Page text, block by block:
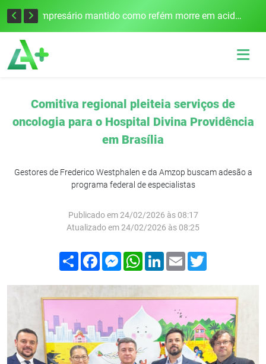
Edital para construção de ponte entre Itapiranga e Barra do Guarita deve ser lançado no segundo semestre Empresário mantido como refém morre em acidente após assalto em Cerro Largo
Comitiva regional pleiteia serviços de
oncologia para o Hospital Divina Providência
em Brasília
Gestores de Frederico Westphalen e da Amzop buscam adesão a
programa federal de especialistas
Publicado em 24/02/2026 às 08:17
Atualizado em 24/02/2026 às 08:25
Compartilhar
FacebookMessenger
WhatsApp
LinkedIn
Email